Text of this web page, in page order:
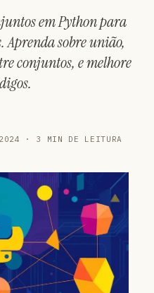
em Python para
Aprenda sobre união,
conjuntos, e melhore
2024 · 3 MIN DE LEITURA